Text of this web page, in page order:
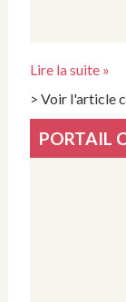
Lire la suite »
> Voir l'article
PORTAIL